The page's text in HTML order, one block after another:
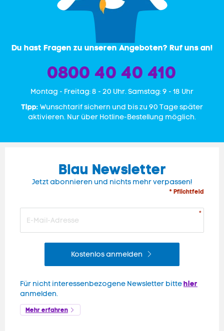
Du hast Fragen zu unseren Angeboten? Ruf uns an!
0800 40 40 410
Mon­tag - Freitag: 8 - 20 Uhr. Samstag: 9 - 18 Uhr
Tipp: Wunschtarif sichern und bis zu 90 Tage später
aktivieren. Nur über Hotline-Bestellung möglich.
Blau Newsletter
Jetzt abonnieren und nichts mehr verpassen!
* Pflichtfeld
Kostenlos anmelden
Für nicht interessenbezogene Newsletter bittehier
anmelden.
Mehr erfahren